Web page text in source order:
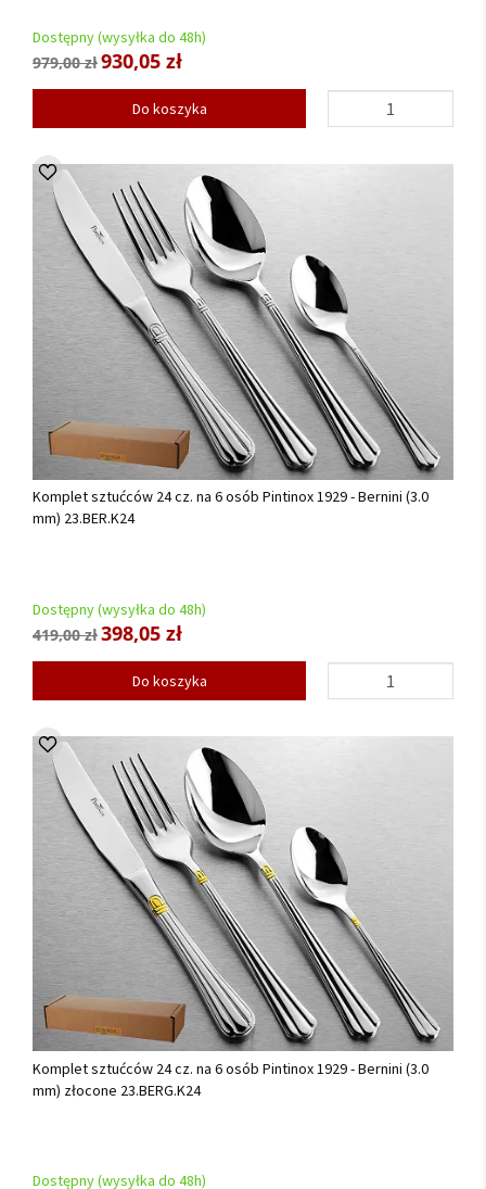
Dostępny (wysyłka do 48h)
979,00 zł930,05 zł
Do koszyka
Komplet sztućców 24 cz. na 6 osób Pintinox 1929 - Bernini (3.0
mm) 23.BER.K24
Dostępny (wysyłka do 48h)
419,00 zł398,05 zł
Do koszyka
Komplet sztućców 24 cz. na 6 osób Pintinox 1929 - Bernini (3.0
mm) złocone 23.BERG.K24
Dostępny (wysyłka do 48h)